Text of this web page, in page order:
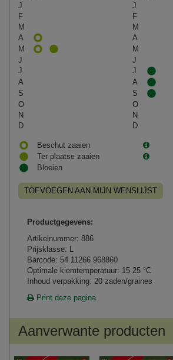
J
J
F
F
M
M
A
A
M
M
J
J
J
J
A
A
S
S
O
O
N
N
D
D
Beschut zaaien
Ter plaatse zaaien
Bloeien
TOEVOEGEN AAN MIJN WENSLIJST
Productgegevens:
Artikelnummer: 886
Prijsklasse: L
Barcode: 54 11266 968860
Optimale kiemtemperatuur: 15-25 °C
Inhoud verpakking: 20 zaden/graines
Print deze pagina
Aanverwante producten